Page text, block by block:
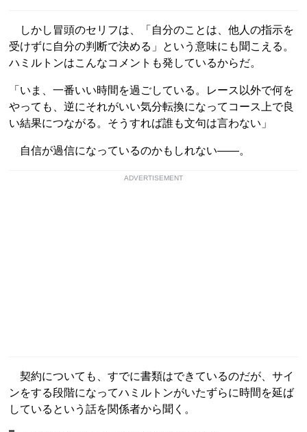
しかし冒頭のセリフは、「自分のことは、他人の指示を
受けずに自分の判断で決める」という意味にも聞こえる。
ハミルトンはこんなコメントも発しているからだ。
「いま、一番いい時間を過ごしている。レース以外で何を
やっても、逆にそれがいい気分転換になってコース上で良
い結果につながる。そうすれば誰も文句は言わない」
自信が過信になっているのかもしれない――。
ADVERTISEMENT
契約についても、すでに書類はできているのだが、サイ
ンをする段階になってハミルトンがいたずらに時間を延ば
しているという話を関係者から聞く。